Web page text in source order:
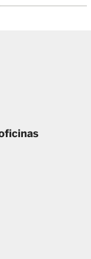
tipo de
entre otras,
folleto y el
el inversor, que
sobre los
como los
de